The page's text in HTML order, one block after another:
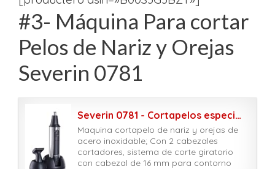
#3- Máquina Para cortar
Pelos de Nariz y Orejas
Severin 0781
Severin 0781 - Cortapelos especial nariz y orejas, color negro/acero
Maquina cortapelo de nariz y orejas de
acero inoxidable; Con 2 cabezales
cortadores, sistema de corte giratorio
con cabezal de 16 mm para contorno